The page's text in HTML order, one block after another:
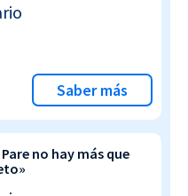
Saber más
Pare no hay más que